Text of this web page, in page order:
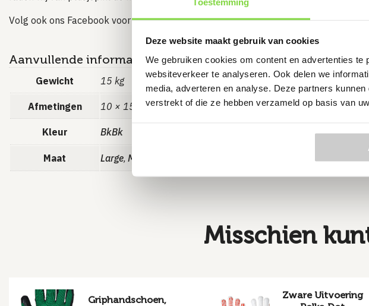
Deze website maakt gebruik van cookies
We gebruiken cookies om content en advertenties
websiteverkeer te analyseren. Ook delen we
media, adverteren en analyse. Deze partners
verstrekt of die ze hebben verzameld op basis van
Volg ook ons Facebook voor nog meer geweldige deals!
Aanvullende informatie
Gewicht 15 kg
Afmetingen 10 × 15 × 10 cm
Kleur BkBk
Maat Large, Medium
Misschien
Griphandschoen,
Zware Uitvoering